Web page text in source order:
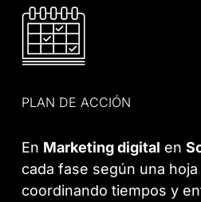
PLAN DE ACCIÓN
En Marketing digital en
cada fase según una
coordinando tiempos y